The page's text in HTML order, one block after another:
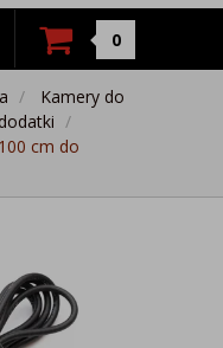
0
Kamery do
cm do